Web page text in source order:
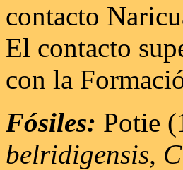
contacto
El contacto
con la
Fósiles: Potie
belridigensis,